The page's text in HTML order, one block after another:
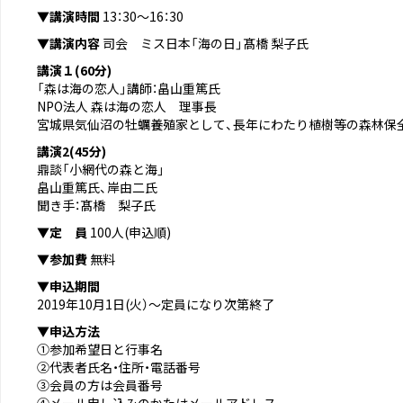
▼講演時間 13：30～16：30
▼講演内容 司会 ミス日本「海の日」髙橋 梨子氏
講演１(60分)
「森は海の恋人」講師：畠山重篤氏
NPO法人 森は海の恋人 理事長
宮城県気仙沼の牡蠣養殖家として、長年にわたり植樹等の森林保
講演2(45分)
鼎談「小網代の森と海」
畠山重篤氏、岸由二氏
聞き手：髙橋 梨子氏
▼定 員 100人(申込順)
▼参加費 無料
▼申込期間
2019年10月1日(火）～定員になり次第終了
▼申込方法
①参加希望日と行事名
②代表者氏名・住所・電話番号
③会員の方は会員番号